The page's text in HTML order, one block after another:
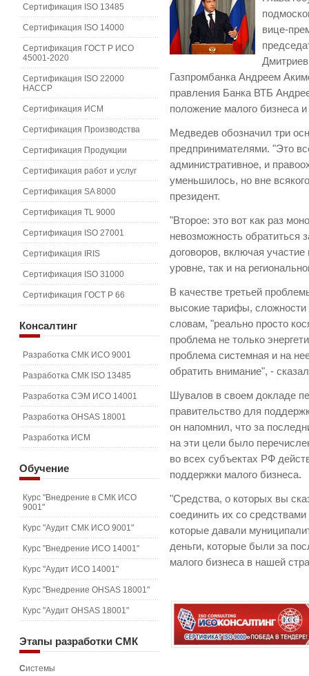
вице-
Газпромбанка Андреем
правления Банка ВТБ
положение малого бизнеса
Медведев обозначил три
предпринимателями. "Это
административное, и
уменьшилось, но вне
президент.
"Второе: это вот как раз
невозможность обратиться
договоров, включая
уровне, так и на
В качестве третьей
высокие тарифы,
словам, "реально просто
проблема не только
проблема системная и на
обратить внимание", -
Шувалов в своем докладе
правительство для
он напомнил, что за
на эти цели было
во всех субъектах РФ
поддержки малого бизнеса.
"Средства, о которых вы
соединить их со
которые давали
деньги, которые были за
малого бизнеса в нашей
Сертификация ISO 13485
Сертификация ISO 14000
Сертификация ГОСТ Р ИСО
45001-2020
Сертификация ISO 22000
HACCP
Сертификация ИСМ
Сертификация Производства
Сертификация Продукции
Сертификация работ и услуг
Сертификация SA 8000
Сертификация TL 9000
Сертификация ISO 27001
Сертификация IRIS
Сертификация ISO 31000
Сертификация ГОСТ Р 66
Консалтинг
Разработка СМК ИСО 9001
Разработка СМК ISO 13485
Разработка СЭМ ИСО 14001
Разработка OHSAS 18001
Разработка ИСМ
Обучение
Курс "Внедрение в СМК ИСО
9001"
Курс "Аудит СМК ИСО 9001"
Курс "Внедрение ИСО 14001"
Курс "Аудит ИСО 14001"
Курс "Внедрение OHSAS 18001"
Курс "Аудит OHSAS 18001"
Этапы разработки СМК
Системы